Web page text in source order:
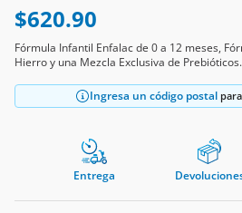
$620.90
Fórmula Infantil Enfalac de 0 a 12 meses,
Hierro y una Mezcla Exclusiva de
Ingresa un código postal
Entrega